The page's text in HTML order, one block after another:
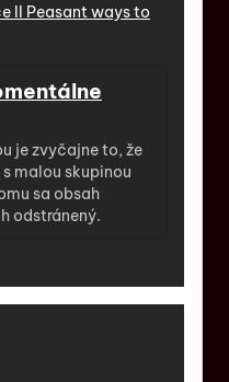
II Peasant ways to
je zvyčajne to, že
malou skupinou
sa obsah
odstránený.